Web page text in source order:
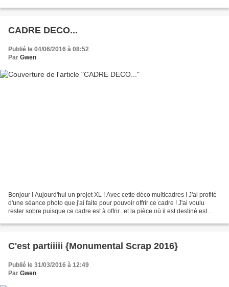
CADRE DECO...
Publié le 04/06/2016 à 08:52
Par Gwen
Bonjour ! Aujourd'hui un projet XL ! Avec cette déco multicadres ! J'ai profité
d'une séance photo que j'ai faite pour pouvoir offrir ce cadre ! J'ai voulu
rester sobre puisque ce cadre est à offrir...et la pièce où il est destiné est
C'est partiiiii {Monumental Scrap 2016}
Publié le 31/03/2016 à 12:49
Par Gwen